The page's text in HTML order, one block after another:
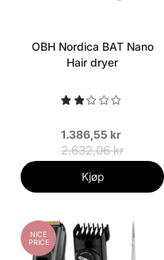
OBH Nordica BAT Nano
Hair dryer
1.386,55 kr
2.632,06 kr
Kjøp
NICE
PRICE